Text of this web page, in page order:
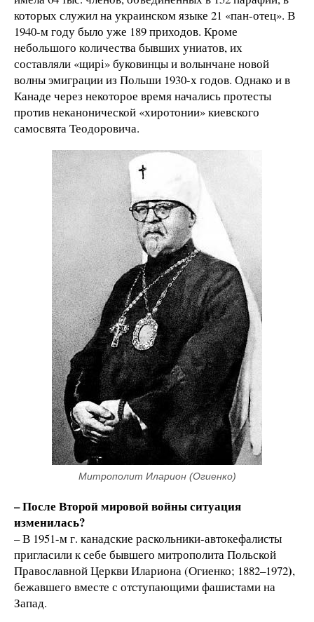
которых служил на украинском языке 21 «пан-отец». В
1940-м году было уже 189 приходов. Кроме
небольшого количества бывших униатов, их
составляли «щирі» буковинцы и волынчане новой
волны эмиграции из Польши 1930-х годов. Однако и в
Канаде через некоторое время начались протесты
против неканонической «хиротонии» киевского
самосвята Теодоровича.
Митрополит Иларион (Огиенко)
– После Второй мировой войны ситуация
изменилась?
– В 1951-м г. канадские раскольники-автокефалисты
пригласили к себе бывшего митрополита Польской
Православной Церкви Илариона (Огиенко; 1882–1972),
бежавшего вместе с отступающими фашистами на
Запад.